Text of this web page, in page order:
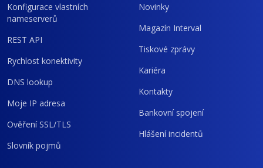
Konfigurace vlastních
nameserverů
REST API
Rychlost konektivity
DNS lookup
Moje IP adresa
Ověření SSL/TLS
Slovník pojmů
Novinky
Magazín Interval
Tiskové zprávy
Kariéra
Kontakty
Bankovní spojení
Hlášení incidentů